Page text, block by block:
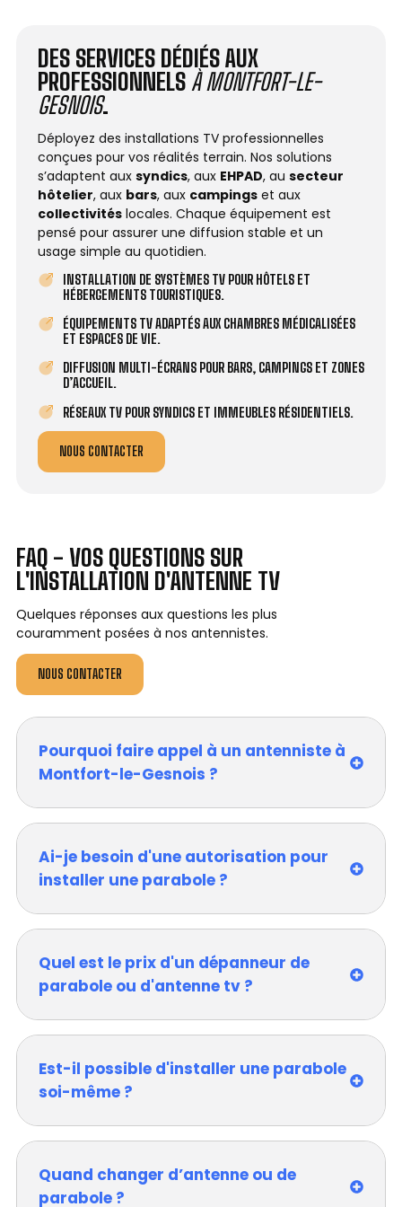
DES SERVICES DÉDIÉS AUX
PROFESSIONNELS À MONTFORT-LE-
GESNOIS.
Déployez des installations TV professionnelles
conçues pour vos réalités terrain. Nos solutions
s’adaptent aux syndics, aux EHPAD, au secteur
hôtelier, aux bars, aux campings et aux
collectivités locales. Chaque équipement est
pensé pour assurer une diffusion stable et un
usage simple au quotidien.
INSTALLATION DE SYSTÈMES TV POUR HÔTELS ET
HÉBERGEMENTS TOURISTIQUES.
ÉQUIPEMENTS TV ADAPTÉS AUX CHAMBRES MÉDICALISÉES
ET ESPACES DE VIE.
DIFFUSION MULTI-ÉCRANS POUR BARS, CAMPINGS ET ZONES
D’ACCUEIL.
RÉSEAUX TV POUR SYNDICS ET IMMEUBLES RÉSIDENTIELS.
NOUS CONTACTER
FAQ - VOS QUESTIONS SUR
L'INSTALLATION D'ANTENNE TV
Quelques réponses aux questions les plus
couramment posées à nos antennistes.
NOUS CONTACTER
Pourquoi faire appel à un antenniste à
Montfort-le-Gesnois ?
Ai-je besoin d'une autorisation pour
installer une parabole ?
Quel est le prix d'un dépanneur de
parabole ou d'antenne tv ?
Est-il possible d'installer une parabole
soi-même ?
Quand changer d’antenne ou de
parabole ?